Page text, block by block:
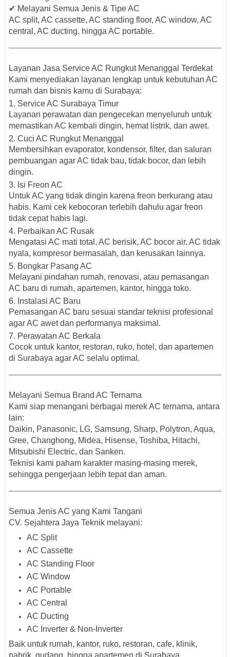
✔ Melayani Semua Jenis & Tipe AC
AC split, AC cassette, AC standing floor, AC window, AC
central, AC ducting, hingga AC portable.
Layanan Jasa Service AC Rungkut Menanggal Terdekat
Kami menyediakan layanan lengkap untuk kebutuhan AC
rumah dan bisnis kamu di Surabaya:
1. Service AC Surabaya Timur
Layanan perawatan dan pengecekan menyeluruh untuk
memastikan AC kembali dingin, hemat listrik, dan awet.
2. Cuci AC Rungkut Menanggal
Membersihkan evaporator, kondensor, filter, dan saluran
pembuangan agar AC tidak bau, tidak bocor, dan lebih
dingin.
3. Isi Freon AC
Untuk AC yang tidak dingin karena freon berkurang atau
habis. Kami cek kebocoran terlebih dahulu agar freon
tidak cepat habis lagi.
4. Perbaikan AC Rusak
Mengatasi AC mati total, AC berisik, AC bocor air, AC tidak
nyala, kompresor bermasalah, dan kerusakan lainnya.
5. Bongkar Pasang AC
Melayani pindahan rumah, renovasi, atau pemasangan
AC baru di rumah, apartemen, kantor, hingga toko.
6. Instalasi AC Baru
Pemasangan AC baru sesuai standar teknisi profesional
agar AC awet dan performanya maksimal.
7. Perawatan AC Berkala
Cocok untuk kantor, restoran, ruko, hotel, dan apartemen
di Surabaya agar AC selalu optimal.
Melayani Semua Brand AC Ternama
Kami siap menangani berbagai merek AC ternama, antara
lain:
Daikin, Panasonic, LG, Samsung, Sharp, Polytron, Aqua,
Gree, Changhong, Midea, Hisense, Toshiba, Hitachi,
Mitsubishi Electric, dan Sanken.
Teknisi kami paham karakter masing-masing merek,
sehingga pengerjaan lebih tepat dan aman.
Semua Jenis AC yang Kami Tangani
CV. Sejahtera Jaya Teknik melayani:
AC Split
AC Cassette
AC Standing Floor
AC Window
AC Portable
AC Central
AC Ducting
AC Inverter & Non-Inverter
Baik untuk rumah, kantor, ruko, restoran, cafe, klinik,